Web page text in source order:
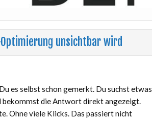
unsichtbar wird
es selbst schon gemerkt. Du suchst etwas
bekommst die Antwort direkt angezeigt.
Ohne viele Klicks. Das passiert nicht